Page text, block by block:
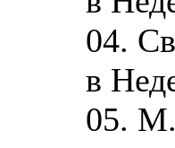
04.
в
05.